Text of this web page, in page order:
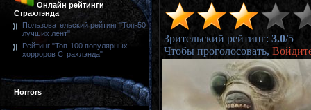
Онлайн рейтинги
Страхлэнда
Пользовательский рейтинг "Топ-50
лучших лент"
Рейтинг "Топ-100 популярных
хорроров Страхлэнда"
Horrors
Зрительский рейтинг: 3.0/5
Чтобы проголосовать,